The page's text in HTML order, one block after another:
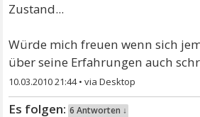
Zustand...
Würde mich freuen wenn sich
über seine Erfahrungen auch
10.03.2010 21:44•
6 Antworten ↓